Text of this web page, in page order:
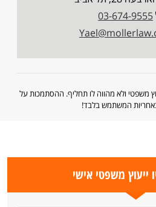
03-674-9555
משפטי ולא מהווה לו תחליף. ההסתמכות על
המשתמש בלבד!
ייעוץ משפטי אישי